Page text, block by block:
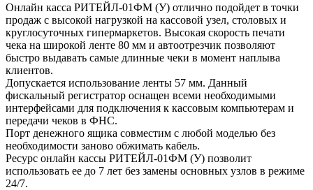
Онлайн касса РИТЕЙЛ-01ФМ (У) отлично подойдет в точки
продаж с высокой нагрузкой на кассовой узел, столовых и
круглосуточных гипермаркетов. Высокая скорость печати
чека на широкой ленте 80 мм и автоотрезчик позволяют
быстро выдавать самые длинные чеки в момент наплыва
клиентов.
Допускается использование ленты 57 мм. Данный
фискальный регистратор оснащен всеми необходимыми
интерфейсами для подключения к кассовым компьютерам и
передачи чеков в ФНС.
Порт денежного ящика совместим с любой моделью без
необходимости заново обжимать кабель.
Ресурс онлайн кассы РИТЕЙЛ-01ФМ (У) позволит
использовать ее до 7 лет без замены основных узлов в режиме
24/7.